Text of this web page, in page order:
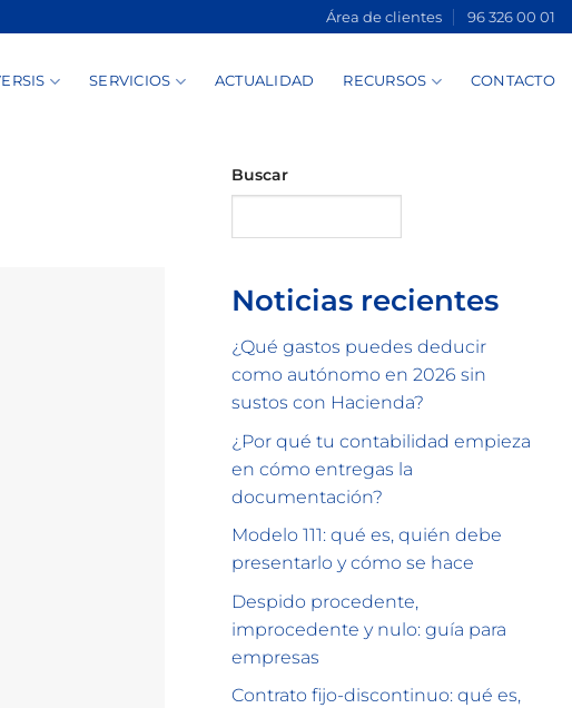
Área de clientes 96 326 00 01
SERVICIOS ACTUALIDAD RECURSOS CONTACTO
Buscar
Noticias recientes
¿Qué gastos puedes deducir
como autónomo en 2026 sin
sustos con Hacienda?
¿Por qué tu contabilidad empieza
en cómo entregas la
documentación?
Modelo 111: qué es, quién debe
presentarlo y cómo se hace
Despido procedente,
improcedente y nulo: guía para
empresas
Contrato fijo-discontinuo: qué es,